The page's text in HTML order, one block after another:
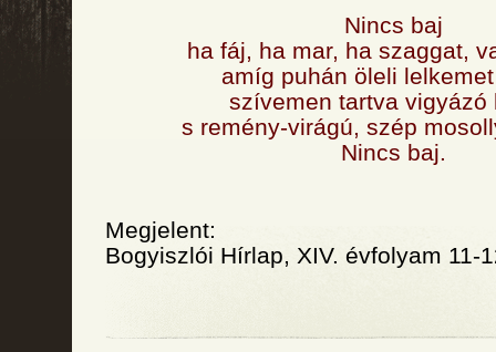
Nincs baj
ha fáj, ha mar, ha szaggat,
amíg puhán öleli
szívemen tartva vigyázó
s remény-virágú, szép
Nincs baj.
Megjelent:
Bogyiszlói Hírlap, XIV. évfolyam 11-